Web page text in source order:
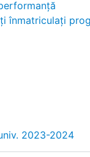
înmatriculați
2023-2024